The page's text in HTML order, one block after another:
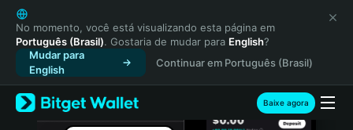
English
日本語
Tiếng Việt
Русский
Español (Latinoamérica)
Türkçe
Italiano
No momento, você está visualizando esta página em
Português (Brasil). Gostaria de mudar para English?
Mudar para
English
Continuar em Português (Brasil)
Baixe agora